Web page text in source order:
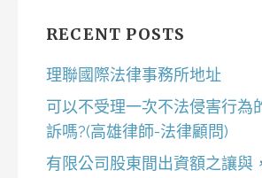
RECENT POSTS
理聯國際法律事務所地址
可以不受理一次不法侵害行為
訴嗎?(高雄律師-法律顧問)
有限公司股東間出資額之讓與